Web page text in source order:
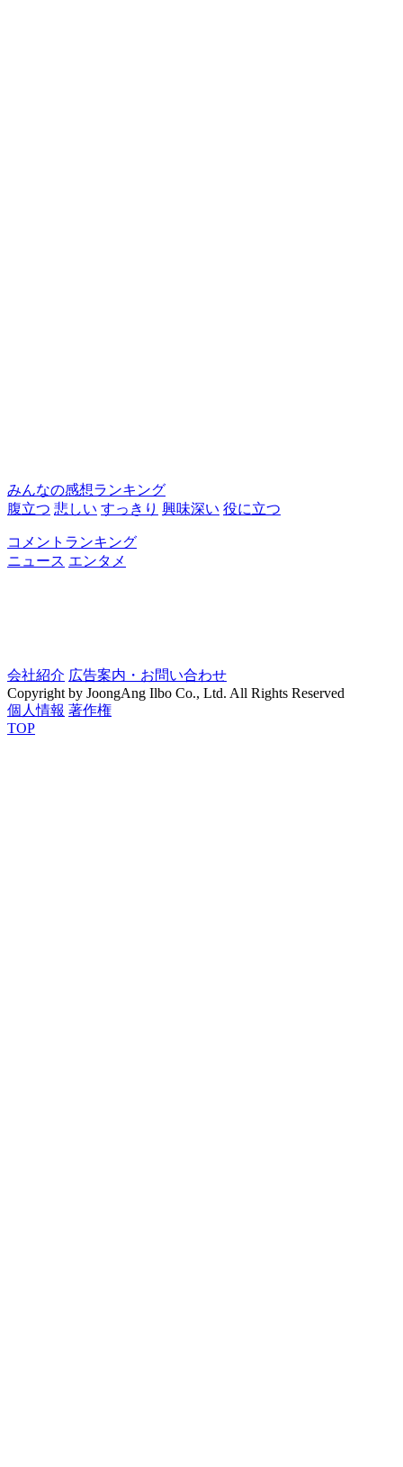
みんなの感想ランキング
腹立つ 悲しい すっきり 興味深い 役に立つ
コメントランキング
ニュース エンタメ
会社紹介 広告案内・お問い合わせ
Copyright by JoongAng Ilbo Co., Ltd. All Rights Reserved
個人情報 著作権
TOP